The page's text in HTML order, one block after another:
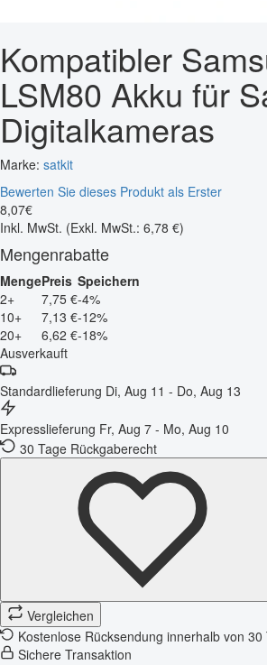
Kompatibler
LSM80 Akku für
Digitalkameras
Marke: satkit
Bewerten Sie dieses Produkt als Erster
8,07€
Inkl. MwSt. (Exkl. MwSt.: 6,78 €)
Mengenrabatte
MengePreis Speichern
2+
7,75 €-4%
10+
7,13 €-12%
20+
6,62 €-18%
Ausverkauft
Standardlieferung Di, Aug 11 - Do, Aug 13
Expresslieferung Fr, Aug 7 - Mo, Aug 10
30 Tage Rückgaberecht
Vergleichen
Kostenlose Rücksendung innerhalb von 30
Sichere Transaktion